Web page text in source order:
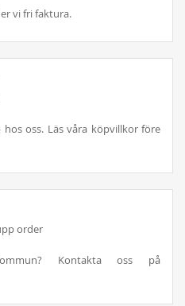
vi fri faktura.
oss. Läs våra köpvillkor före
order
Kontakta oss på